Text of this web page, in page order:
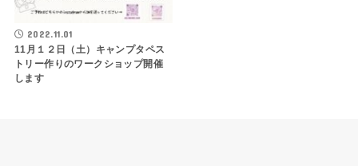
2022.11.01
11月１２日（土）キャンプタペス
トリー作りのワークショップ開催
します